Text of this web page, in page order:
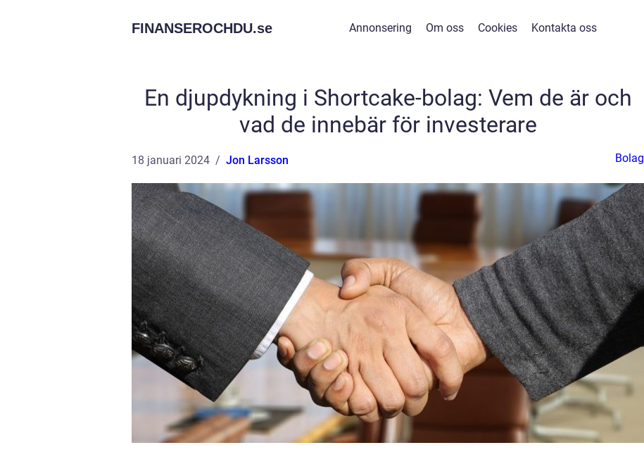
FINANSEROCHDU.se Annonsering Om oss Cookies Kontakta oss
En djupdykning i Shortcake-bolag: Vem de är och
vad de innebär för investerare
18 januari 2024 Jon Larsson Bolag